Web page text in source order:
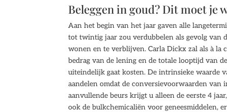
Beleggen in goud? Dit moet je
Aan het begin van het jaar gaven alle
tot twintig jaar zou verdubbelen als gevolg van
wonen en te verblijven. Carla Dickx zal als à la
bedrag van de lening en de totale looptijd van
uiteindelijk gaat kosten. De intrinsieke waarde
aandelen omdat de conversievoorwaarden van
aanvullende beurs krijgt u alleen de eerste 4
ook de bulkchemicaliën voor geneesmiddelen,